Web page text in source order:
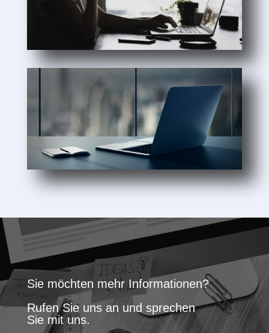
Sie möchten mehr Informationen?
Rufen Sie uns an und sprechen
Sie mit uns.